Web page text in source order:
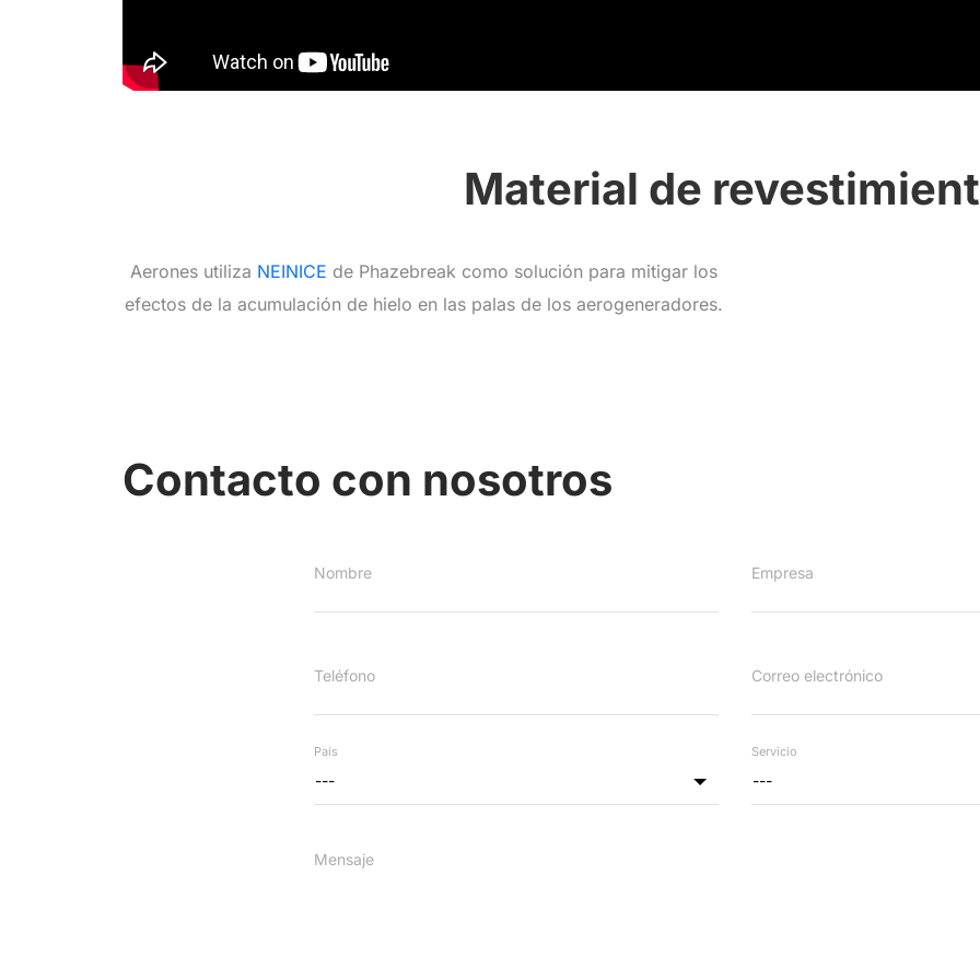
Material de
Aerones utiliza NEINICE de Phazebreak como solución para mitigar los
efectos de la acumulación de hielo en las palas de los aerogeneradores.
Contacto con nosotros
Nombre Empresa
Teléfono Correo electrónico
---
País
---
Servicio
Mensaje